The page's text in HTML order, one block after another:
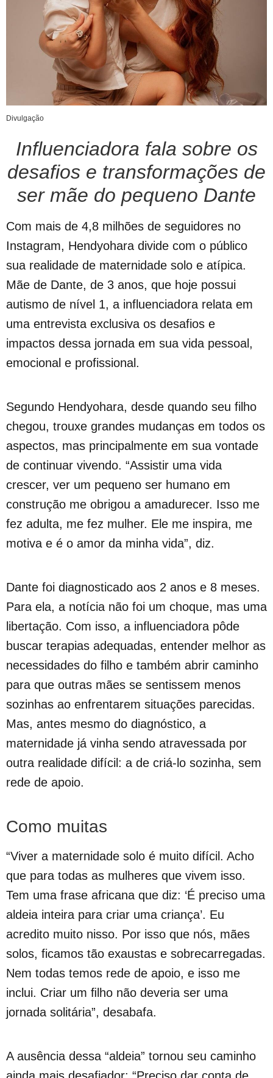
Divulgação
Influenciadora fala sobre os
desafios e transformações de
ser mãe do pequeno Dante
Com mais de 4,8 milhões de seguidores no
Instagram, Hendyohara divide com o público
sua realidade de maternidade solo e atípica.
Mãe de Dante, de 3 anos, que hoje possui
autismo de nível 1, a influenciadora relata em
uma entrevista exclusiva os desafios e
impactos dessa jornada em sua vida pessoal,
emocional e profissional.
Segundo Hendyohara, desde quando seu filho
chegou, trouxe grandes mudanças em todos os
aspectos, mas principalmente em sua vontade
de continuar vivendo. “Assistir uma vida
crescer, ver um pequeno ser humano em
construção me obrigou a amadurecer. Isso me
fez adulta, me fez mulher. Ele me inspira, me
motiva e é o amor da minha vida”, diz.
Dante foi diagnosticado aos 2 anos e 8 meses.
Para ela, a notícia não foi um choque, mas uma
libertação. Com isso, a influenciadora pôde
buscar terapias adequadas, entender melhor as
necessidades do filho e também abrir caminho
para que outras mães se sentissem menos
sozinhas ao enfrentarem situações parecidas.
Mas, antes mesmo do diagnóstico, a
maternidade já vinha sendo atravessada por
outra realidade difícil: a de criá-lo sozinha, sem
rede de apoio.
Como muitas
“Viver a maternidade solo é muito difícil. Acho
que para todas as mulheres que vivem isso.
Tem uma frase africana que diz: ‘É preciso uma
aldeia inteira para criar uma criança’. Eu
acredito muito nisso. Por isso que nós, mães
solos, ficamos tão exaustas e sobrecarregadas.
Nem todas temos rede de apoio, e isso me
inclui. Criar um ﬁlho não deveria ser uma
jornada solitária”, desabafa.
A ausência dessa “aldeia” tornou seu caminho